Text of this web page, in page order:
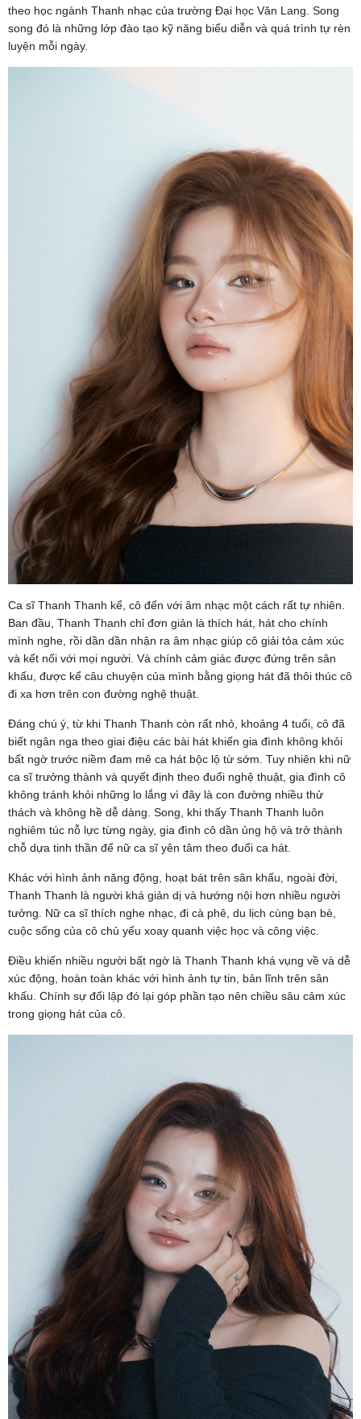
theo học ngành Thanh nhạc của trường Đại học Văn Lang. Song
song đó là những lớp đào tạo kỹ năng biểu diễn và quá trình tự rèn
luyện mỗi ngày.
Ca sĩ Thanh Thanh kể, cô đến với âm nhạc một cách rất tự nhiên.
Ban đầu, Thanh Thanh chỉ đơn giản là thích hát, hát cho chính
mình nghe, rồi dần dần nhận ra âm nhạc giúp cô giải tỏa cảm xúc
và kết nối với mọi người. Và chính cảm giác được đứng trên sân
khấu, được kể câu chuyện của mình bằng giọng hát đã thôi thúc cô
đi xa hơn trên con đường nghệ thuật.
Đáng chú ý, từ khi Thanh Thanh còn rất nhỏ, khoảng 4 tuổi, cô đã
biết ngân nga theo giai điệu các bài hát khiến gia đình không khỏi
bất ngờ trước niềm đam mê ca hát bộc lộ từ sớm. Tuy nhiên khi nữ
ca sĩ trưởng thành và quyết định theo đuổi nghệ thuật, gia đình cô
không tránh khỏi những lo lắng vì đây là con đường nhiều thử
thách và không hề dễ dàng. Song, khi thấy Thanh Thanh luôn
nghiêm túc nỗ lực từng ngày, gia đình cô dần ủng hộ và trở thành
chỗ dựa tinh thần để nữ ca sĩ yên tâm theo đuổi ca hát.
Khác với hình ảnh năng động, hoạt bát trên sân khấu, ngoài đời,
Thanh Thanh là người khá giản dị và hướng nội hơn nhiều người
tưởng. Nữ ca sĩ thích nghe nhạc, đi cà phê, du lịch cùng bạn bè,
cuộc sống của cô chủ yếu xoay quanh việc học và công việc.
Điều khiến nhiều người bất ngờ là Thanh Thanh khá vụng về và dễ
xúc động, hoàn toàn khác với hình ảnh tự tin, bản lĩnh trên sân
khấu. Chính sự đối lập đó lại góp phần tạo nên chiều sâu cảm xúc
trong giọng hát của cô.